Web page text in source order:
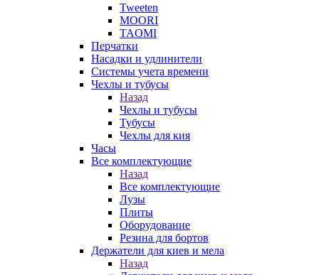
Tweeten
MOORI
TAOMI
Перчатки
Насадки и удлинители
Системы учета времени
Чехлы и тубусы
Назад
Чехлы и тубусы
Тубусы
Чехлы для кия
Часы
Все комплектующие
Назад
Все комплектующие
Лузы
Плиты
Оборудование
Резина для бортов
Держатели для киев и мела
Назад